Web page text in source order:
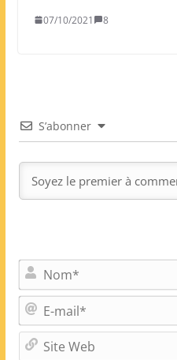
07/10/2021 8
S’abonner